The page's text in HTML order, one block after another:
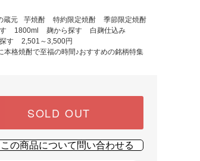
蔵元 芋焼酎 特約限定焼酎
季節限定焼酎
1800ml 麹から探す
白麹仕込み
す
2,501～3,500円
本格焼酎で至福の時間♪おすすめの銘柄特集
SOLD OUT
この商品について問い合わせる